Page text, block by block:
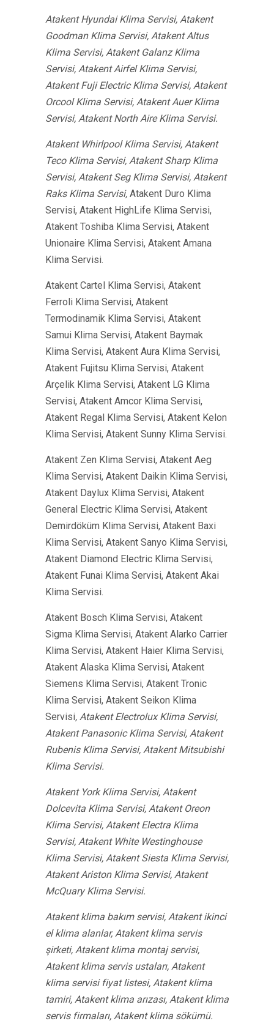
Atakent Hyundai Klima Servisi, Atakent
Goodman Klima Servisi, Atakent Altus
Klima Servisi, Atakent Galanz Klima
Servisi, Atakent Airfel Klima Servisi,
Atakent Fuji Electric Klima Servisi, Atakent
Orcool Klima Servisi, Atakent Auer Klima
Servisi, Atakent North Aire Klima Servisi.
Atakent Whirlpool Klima Servisi, Atakent
Teco Klima Servisi, Atakent Sharp Klima
Servisi, Atakent Seg Klima Servisi, Atakent
Raks Klima Servisi, Atakent Duro Klima
Servisi, Atakent HighLife Klima Servisi,
Atakent Toshiba Klima Servisi, Atakent
Unionaire Klima Servisi, Atakent Amana
Klima Servisi.
Atakent Cartel Klima Servisi, Atakent
Ferroli Klima Servisi, Atakent
Termodinamik Klima Servisi, Atakent
Samui Klima Servisi, Atakent Baymak
Klima Servisi, Atakent Aura Klima Servisi,
Atakent Fujitsu Klima Servisi, Atakent
Arçelik Klima Servisi, Atakent LG Klima
Servisi, Atakent Amcor Klima Servisi,
Atakent Regal Klima Servisi, Atakent Kelon
Klima Servisi, Atakent Sunny Klima Servisi.
Atakent Zen Klima Servisi, Atakent Aeg
Klima Servisi, Atakent Daikin Klima Servisi,
Atakent Daylux Klima Servisi, Atakent
General Electric Klima Servisi, Atakent
Demirdöküm Klima Servisi, Atakent Baxi
Klima Servisi, Atakent Sanyo Klima Servisi,
Atakent Diamond Electric Klima Servisi,
Atakent Funai Klima Servisi, Atakent Akai
Klima Servisi.
Atakent Bosch Klima Servisi, Atakent
Sigma Klima Servisi, Atakent Alarko Carrier
Klima Servisi, Atakent Haier Klima Servisi,
Atakent Alaska Klima Servisi, Atakent
Siemens Klima Servisi, Atakent Tronic
Klima Servisi, Atakent Seikon Klima
Servisi, Atakent Electrolux Klima Servisi,
Atakent Panasonic Klima Servisi, Atakent
Rubenis Klima Servisi, Atakent Mitsubishi
Klima Servisi.
Atakent York Klima Servisi, Atakent
Dolcevita Klima Servisi, Atakent Oreon
Klima Servisi, Atakent Electra Klima
Servisi, Atakent White Westinghouse
Klima Servisi, Atakent Siesta Klima Servisi,
Atakent Ariston Klima Servisi, Atakent
McQuary Klima Servisi.
Atakent klima bakım servisi, Atakent ikinci
el klima alanlar, Atakent klima servis
şirketi, Atakent klima montaj servisi,
Atakent klima servis ustaları, Atakent
klima servisi fiyat listesi, Atakent klima
tamiri, Atakent klima arızası, Atakent klima
servis firmaları, Atakent klima sökümü.